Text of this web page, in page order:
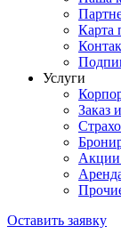
Карта
Услуги
Заказ
Оставить заявку